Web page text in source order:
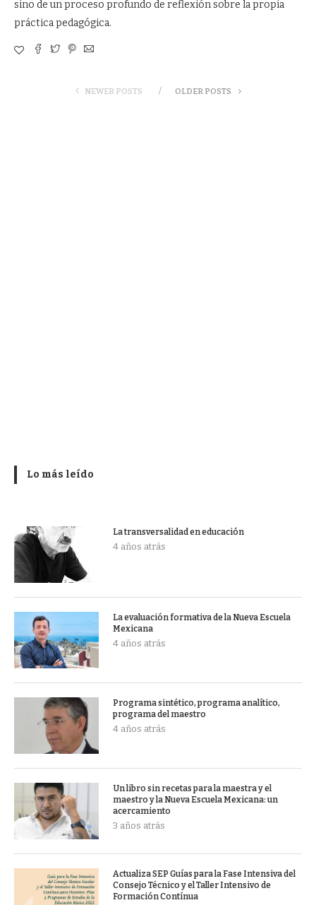
sino de un proceso profundo de reflexión sobre la propia
práctica pedagógica.
NEWER POSTS OLDER POSTS
Lo más leído
La transversalidad en educación
4 años atrás
La evaluación formativa de la Nueva Escuela
Mexicana
4 años atrás
Programa sintético, programa analítico,
programa del maestro
4 años atrás
Un libro sin recetas para la maestra y el
maestro y la Nueva Escuela Mexicana: un
acercamiento
3 años atrás
Actualiza SEP Guías para la Fase Intensiva del
Consejo Técnico y el Taller Intensivo de
Formación Contínua